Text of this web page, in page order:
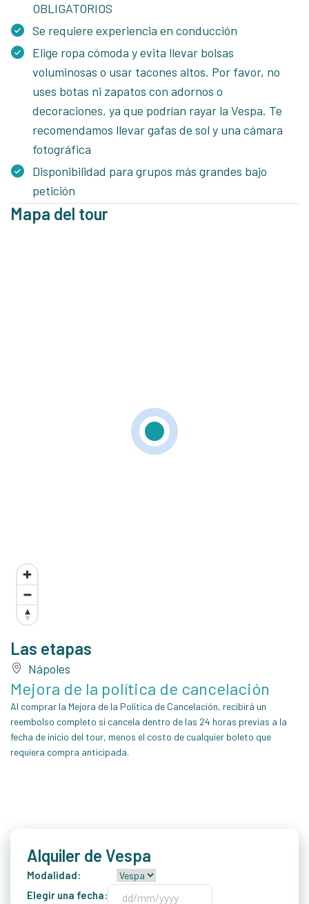
OBLIGATORIOS
Se requiere experiencia en conducción
Elige ropa cómoda y evita llevar bolsas
voluminosas o usar tacones altos. Por favor, no
uses botas ni zapatos con adornos o
decoraciones, ya que podrían rayar la Vespa. Te
recomendamos llevar gafas de sol y una cámara
fotográfica
Disponibilidad para grupos más grandes bajo
petición
Mapa del tour
Las etapas
Nápoles
Mejora de la política de cancelación
Al comprar la Mejora de la Política de Cancelación, recibirá un
reembolso completo si cancela dentro de las 24 horas previas a la
fecha de inicio del tour, menos el costo de cualquier boleto que
requiera compra anticipada.
Alquiler de Vespa
Modalidad:
Elegir una fecha: